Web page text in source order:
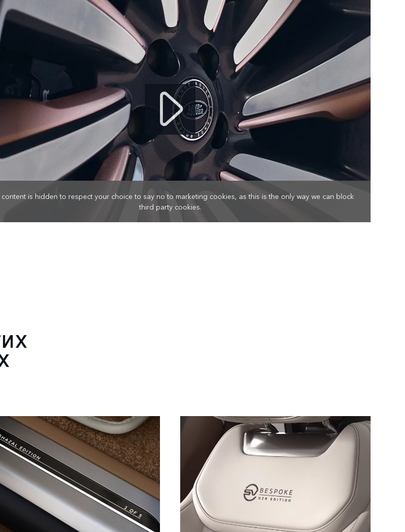
content is hidden to respect your choice to say no to marketing cookies, as this is the only way we can block
third party cookies.